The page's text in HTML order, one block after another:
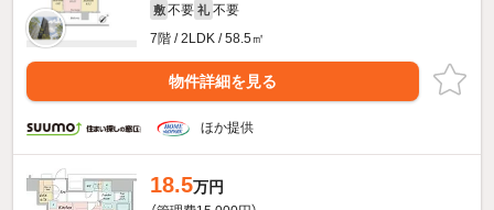
敷 不要 礼 不要
7階 / 2LDK / 58.5㎡
物件詳細を見る
ほか提供
18.5万円